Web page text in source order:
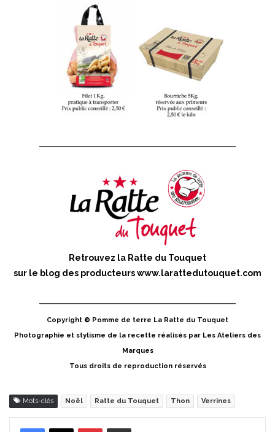
Retrouvez la Ratte du Touquet
sur le blog des producteurswww.larattedutouquet.com
Copyright © Pomme de terre La Ratte du Touquet
Photographie et stylisme de la recette réalisés par Les Ateliers des
Marques
Tous droits de reproduction réservés
Mots-clés Noël Ratte du Touquet Thon Verrines